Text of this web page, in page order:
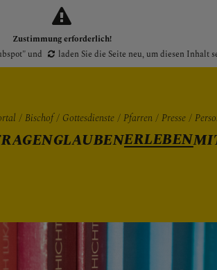
Zustimmung erforderlich!
und laden Sie die Seite neu, um diesen Inhalt
Pfarren
Bischof Gottesdienste Pfarren Presse
GLAUBENERLEBEN